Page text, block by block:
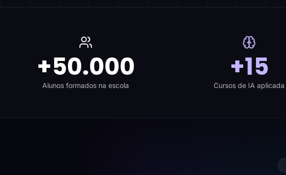
+50.000
Alunos formados na escola
+15
Cursos de IA aplicada